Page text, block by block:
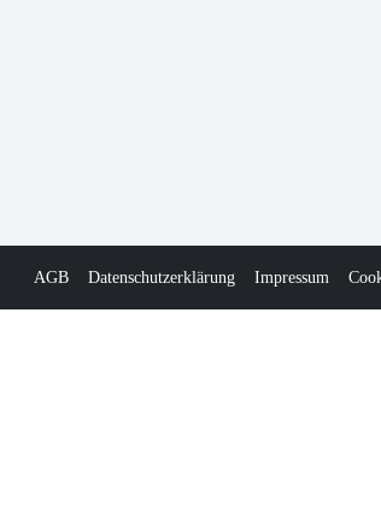
AGB Datenschutzerklärung Impressum